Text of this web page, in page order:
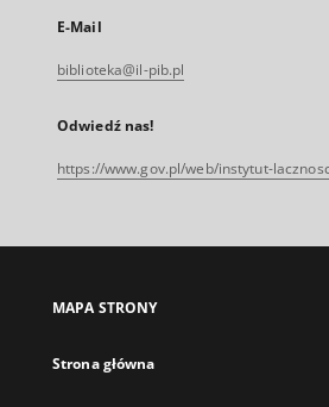
E-Mail
biblioteka@il-pib.pl
Odwiedź nas!
https://www.gov.pl/web/instytut-
MAPA STRONY
Strona główna